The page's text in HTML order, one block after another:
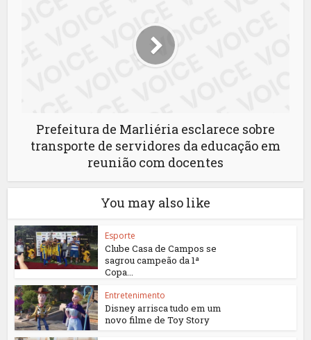
Prefeitura de Marliéria esclarece sobre
transporte de servidores da educação em
reunião com docentes
You may also like
Esporte
Clube Casa de Campos se
sagrou campeão da 1ª
Copa...
Entretenimento
Disney arrisca tudo em um
novo filme de Toy Story